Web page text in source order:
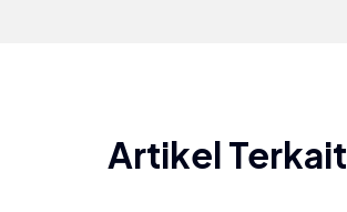
Artikel Terkait